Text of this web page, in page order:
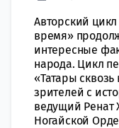
Авторский
время»
интересные
народа. Цикл
«Татары
зрителей с
ведущий Ренат
Ногайской